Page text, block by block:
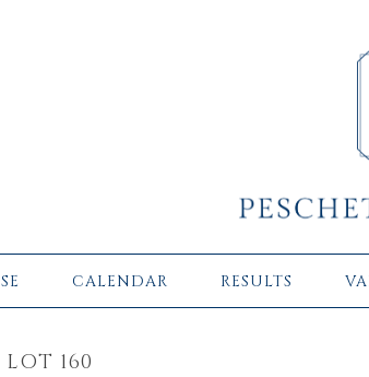
CALENDAR RESULTS
160